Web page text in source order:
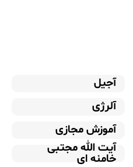
آلرژی
آموزش مجازی
آیت الله مجتبی
خامنه ای